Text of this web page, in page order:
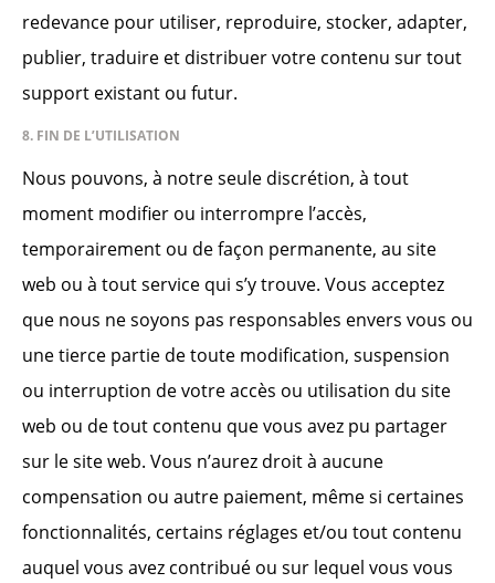
redevance pour utiliser, reproduire, stocker, adapter,
publier, traduire et distribuer votre contenu sur tout
support existant ou futur.
8. FIN DE L’UTILISATION
Nous pouvons, à notre seule discrétion, à tout
moment modifier ou interrompre l’accès,
temporairement ou de façon permanente, au site
web ou à tout service qui s’y trouve. Vous acceptez
que nous ne soyons pas responsables envers vous ou
une tierce partie de toute modification, suspension
ou interruption de votre accès ou utilisation du site
web ou de tout contenu que vous avez pu partager
sur le site web. Vous n’aurez droit à aucune
compensation ou autre paiement, même si certaines
fonctionnalités, certains réglages et/ou tout contenu
auquel vous avez contribué ou sur lequel vous vous